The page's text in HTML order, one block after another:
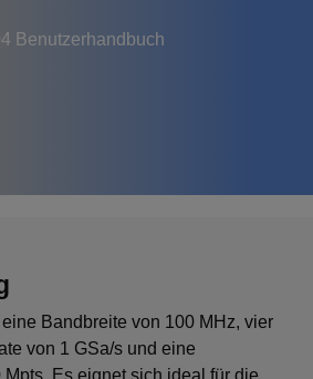
Benutzerhandbuch
Bandbreite von 100 MHz, vier
von 1 GSa/s und eine
Es eignet sich ideal für die